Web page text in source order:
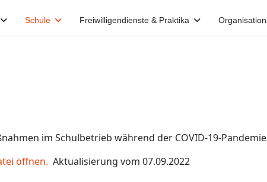
Schule Freiwilligendienste & Praktika Organisation
im Schulbetrieb während der COVID-19-Pandemie
öffnen. Aktualisierung vom 07.09.2022